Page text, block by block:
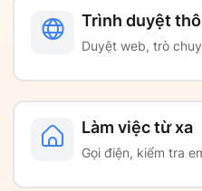
Trình duyệt
Duyệt web, trò
Làm việc từ xa
Gọi điện, kiểm tra